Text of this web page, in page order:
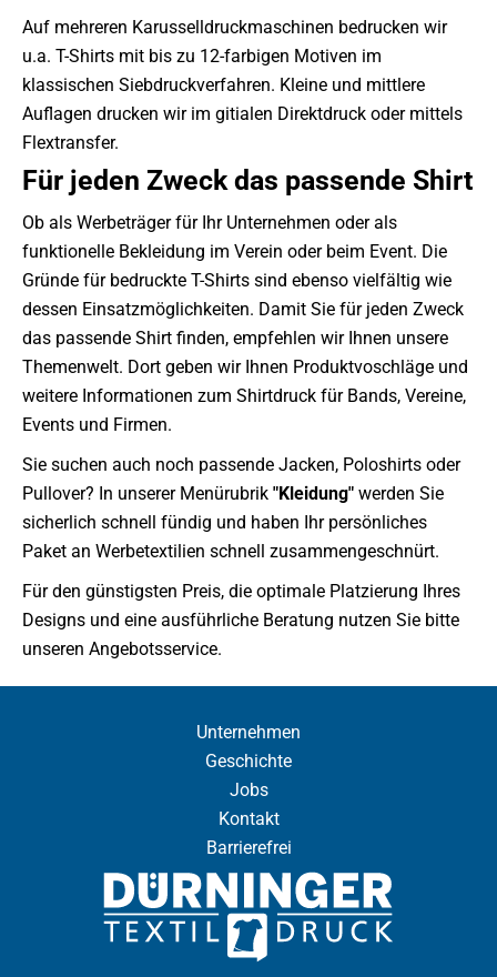
Auf mehreren Karusselldruckmaschinen bedrucken wir
u.a. T-Shirts mit bis zu 12-farbigen Motiven im
klassischen Siebdruckverfahren. Kleine und mittlere
Auflagen drucken wir im gitialen Direktdruck oder mittels
Flextransfer.
Für jeden Zweck das passende Shirt
Ob als Werbeträger für Ihr Unternehmen oder als
funktionelle Bekleidung im Verein oder beim Event. Die
Gründe für bedruckte T-Shirts sind ebenso vielfältig wie
dessen Einsatzmöglichkeiten. Damit Sie für jeden Zweck
das passende Shirt finden, empfehlen wir Ihnen unsere
Themenwelt. Dort geben wir Ihnen Produktvoschläge und
weitere Informationen zum Shirtdruck für Bands, Vereine,
Events und Firmen.
Sie suchen auch noch passende Jacken, Poloshirts oder
Pullover? In unserer Menürubrik "Kleidung" werden Sie
sicherlich schnell fündig und haben Ihr persönliches
Paket an Werbetextilien schnell zusammengeschnürt.
Für den günstigsten Preis, die optimale Platzierung Ihres
Designs und eine ausführliche Beratung nutzen Sie bitte
unseren Angebotsservice.
Unternehmen
Geschichte
Jobs
Kontakt
Barrierefrei